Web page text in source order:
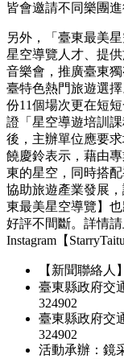
皆會邀請不同樂團
另外，「臺東最美
星空導覽人才、提
音樂會，推廣臺東
臺特色熱門旅遊選
份11個場次更在短
證「星空導遊培訓
後，主辦單位應要
饒慶鈴表示，藉由
東的星空，同時搭
協助旅遊產業發展
東最美星空導覽】
好評不間斷。詳情請
Instagram【
【新聞聯絡人】
臺東縣政府
324902
臺東縣政府
324902
活動承辦：鏡